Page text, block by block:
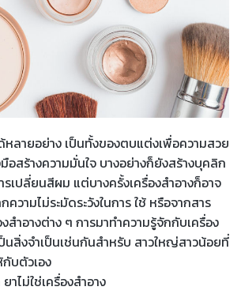
หลายอย่าง เป็นทั้งของตบแต่งเพื่อความสวย
อสร้างความมั่นใจ บางอย่างก็ยังสร้างบุคลิก
รเปลี่ยนสีผม แต่บางครั้งเครื่องสำอางก็อาจ
วามไม่ระมัดระวังในการ ใช้ หรือจากสาร
สำอางต่าง ๆ การมาทำความรู้จักกับเครื่อง
นสิ่งจำเป็นเช่นกันสำหรับ สาวใหญ่สาวน้อยที่
บตัวเอง
าไม่ใช่เครื่องสำอาง